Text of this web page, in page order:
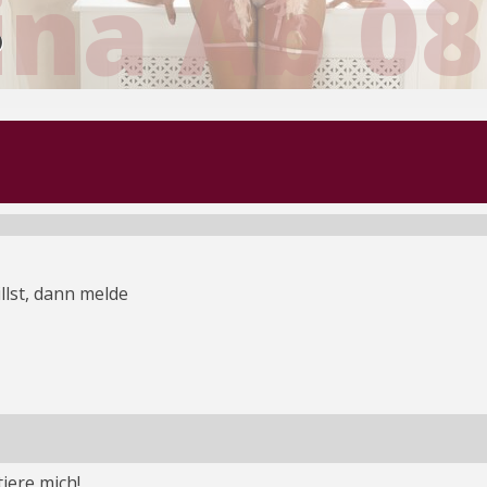
Ab
dann melde
mich!